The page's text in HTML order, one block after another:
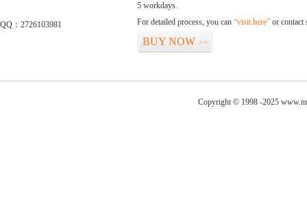
QQ：2726103981
5 workdays.
For detailed process, you can “visit here” or contact
BUY NOW >>
Copyright © 1998 -2025